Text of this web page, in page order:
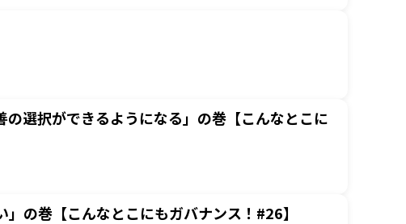
選択ができるようになる」の巻【こんなとこに
の巻【こんなとこにもガバナンス！#26】